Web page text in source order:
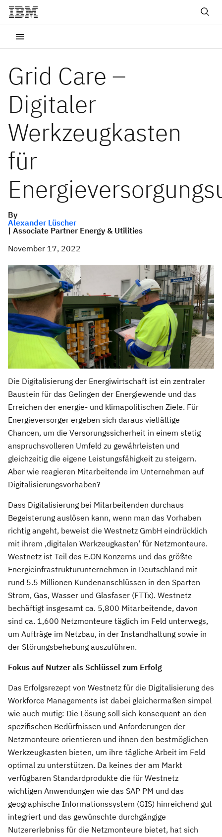
Grid Care –
Digitaler
Werkzeugkasten
für
By
Alexander Lüscher
| Associate Partner Energy & Utilities
November 17, 2022
Die Digitalisierung der Energiwirtschaft ist ein zentraler
Baustein für das Gelingen der Energiewende und das
Erreichen der energie- und klimapolitischen Ziele. Für
Energieversorger ergeben sich daraus vielfältige
Chancen, um die Versorungssicherheit in einem stetig
anspruchsvolleren Umfeld zu gewährleisten und
gleichzeitig die eigene Leistungsfähigkeit zu steigern.
Aber wie reagieren Mitarbeitende im Unternehmen auf
Digitalisierungsvorhaben?
Dass Digitalisierung bei Mitarbeitenden durchaus
Begeisterung auslösen kann, wenn man das Vorhaben
richtig angeht, beweist die Westnetz GmbH eindrücklich
mit ihrem ‚digitalen Werkzeugkasten‘ für Netzmonteure.
Westnetz ist Teil des E.ON Konzerns und das größte
Energieinfrastrukturunternehmen in Deutschland mit
rund 5.5 Millionen Kundenanschlüssen in den Sparten
Strom, Gas, Wasser und Glasfaser (FTTx). Westnetz
bechäftigt insgesamt ca. 5,800 Mitarbeitende, davon
sind ca. 1,600 Netzmonteure täglich im Feld unterwegs,
um Aufträge im Netzbau, in der Instandhaltung sowie in
der Störungsbehebung auszuführen.
Fokus auf Nutzer als Schlüssel zum Erfolg
Das Erfolgsrezept von Westnetz für die Digitalisierung des
Workforce Managements ist dabei gleichermaßen simpel
wie auch mutig: Die Lösung soll sich konsequent an den
spezifischen Bedürfnissen und Anforderungen der
Netzmonteure orientieren und ihnen den bestmöglichen
Werkzeugkasten bieten, um ihre tägliche Arbeit im Feld
optimal zu unterstützen. Da keines der am Markt
verfügbaren Standardprodukte die für Westnetz
wichtigen Anwendungen wie das SAP PM und das
geographische Informationssystem (GIS) hinreichend gut
integriert und das gewünschte durchgängige
Nutzererlebniss für die Netzmonteure bietet, hat sich